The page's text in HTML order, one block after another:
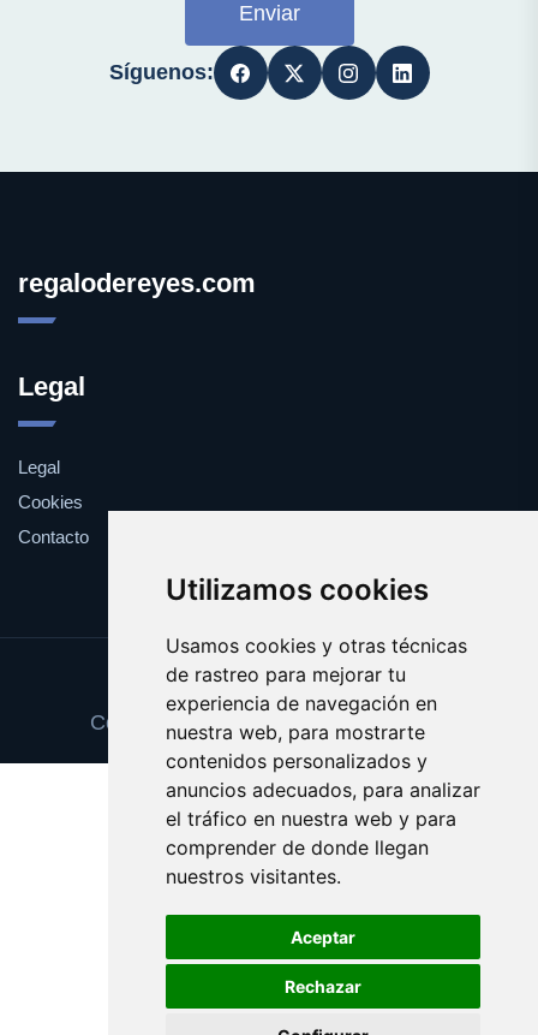
Utilizamos cookies
Usamos cookies y otras técnicas
de rastreo para mejorar tu
experiencia de navegación en
nuestra web, para mostrarte
contenidos personalizados y
anuncios adecuados, para analizar
el tráfico en nuestra web y para
comprender de donde llegan
nuestros visitantes.
Aceptar
Rechazar
Enviar
Síguenos:
regalodereyes.com
Legal
Legal
Cookies
Contacto
Update cookies preferences
Copyright © 2025 regalodereyes.com